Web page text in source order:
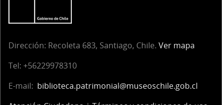
Dirección: Recoleta 683, Santiago, Chile. Ver mapa
Tel: +56229978310
E-mail: biblioteca.patrimonial@museoschile.gob.cl